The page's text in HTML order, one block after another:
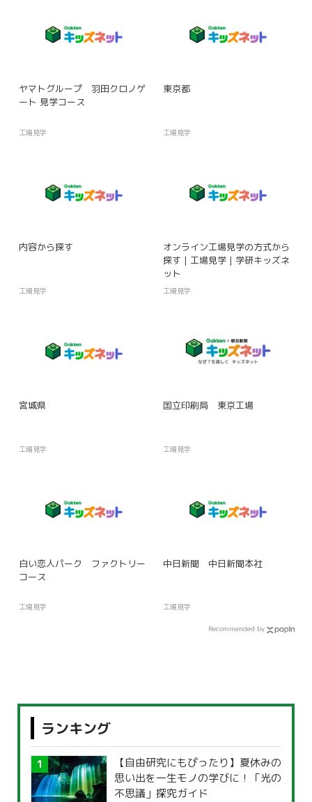
ヤマトグループ 羽田クロノゲ
ート 見学コース
工場見学
東京都
工場見学
内容から探す
工場見学
オンライン工場見学の方式から
探す | 工場見学 | 学研キッズネ
ット
工場見学
宮城県
工場見学
国立印刷局 東京工場
工場見学
白い恋人パーク ファクトリー
コース
工場見学
中日新聞 中日新聞本社
工場見学
Recommended by
ランキング
【自由研究にもぴったり】夏休みの
思い出を一生モノの学びに！「光の
不思議」探究ガイド